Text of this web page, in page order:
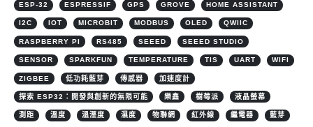
ESP-32 ESPRESSIF GPS GROVE HOME ASSISTANT
I2C IOT MICROBIT MODBUS OLED QWIIC
RASPBERRY PI RS485 SEEED SEEED STUDIO
SENSOR SPARKFUN TEMPERATURE TIS UART WIFI
ZIGBEE 低功耗藍芽 傳感器 加速度計
探索 ESP32：開發與創新的無限可能 樂鑫 樹莓派 液晶螢幕
測距 溫度 溫溼度 濕度 物聯網 紅外線 繼電器 藍芽